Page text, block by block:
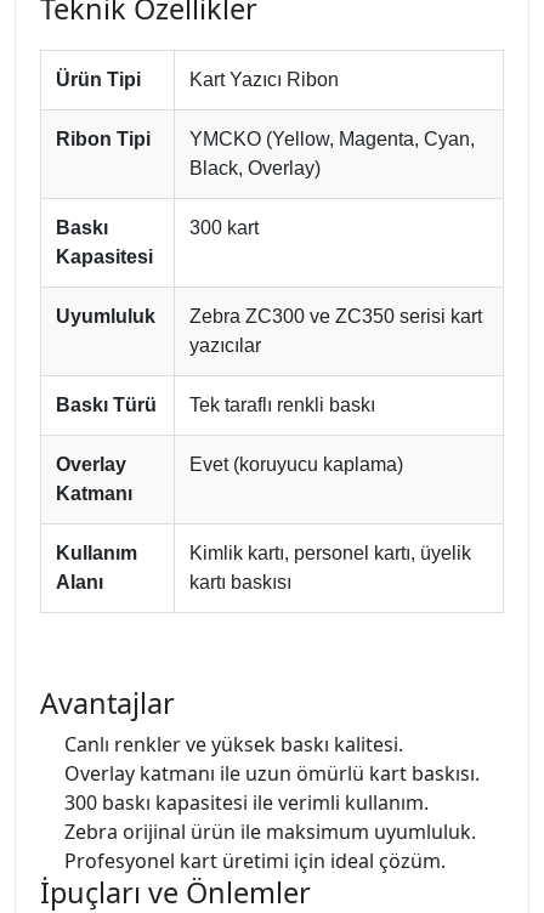
Teknik Özellikler
Ürün Tipi Kart Yazıcı Ribon
Ribon Tipi
YMCKO (Yellow, Magenta, Cyan,
Black, Overlay)
Baskı
Kapasitesi
300 kart
Uyumluluk
Zebra ZC300 ve ZC350 serisi kart
yazıcılar
Baskı Türü Tek taraflı renkli baskı
Overlay
Katmanı
Evet (koruyucu kaplama)
Kullanım
Alanı
Kimlik kartı, personel kartı, üyelik
kartı baskısı
Avantajlar
Canlı renkler ve yüksek baskı kalitesi.
Overlay katmanı ile uzun ömürlü kart baskısı.
300 baskı kapasitesi ile verimli kullanım.
Zebra orijinal ürün ile maksimum uyumluluk.
Profesyonel kart üretimi için ideal çözüm.
İpuçları ve Önlemler